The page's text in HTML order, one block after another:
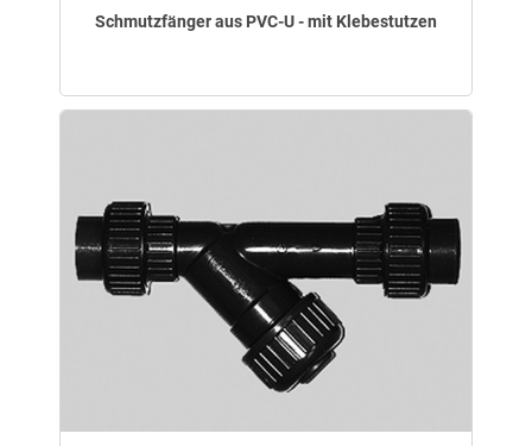
Schmutzfänger aus PVC-U - mit Klebestutzen